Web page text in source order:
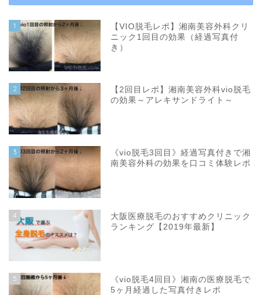
1
【VIO脱毛レポ】湘南美容外科クリ
ニック1回目の効果（経過写真付
き）
2
【2回目レポ】湘南美容外科vio脱毛
の効果～アレキサンドライト～
3
《vio脱毛3回目》経過写真付きで湘
南美容外科の効果を口コミ体験レポ
4
大阪医療脱毛のおすすめクリニック
ランキング【2019年最新】
5
《vio脱毛4回目》湘南の医療脱毛で
5ヶ月経過した写真付きレポ